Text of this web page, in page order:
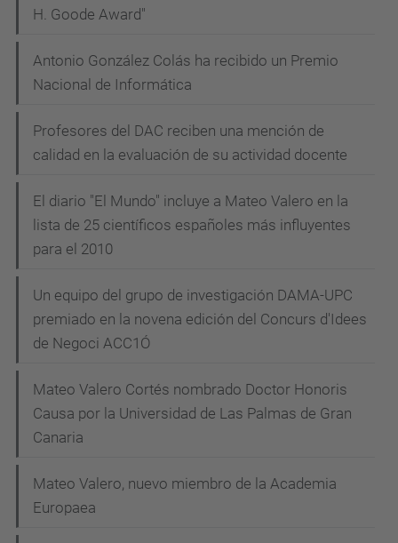
H. Goode Award"
Antonio González Colás ha recibido un Premio
Nacional de Informática
Profesores del DAC reciben una mención de
calidad en la evaluación de su actividad docente
El diario "El Mundo" incluye a Mateo Valero en la
lista de 25 científicos españoles más influyentes
para el 2010
Un equipo del grupo de investigación DAMA-UPC
premiado en la novena edición del Concurs d'Idees
de Negoci ACC1Ó
Mateo Valero Cortés nombrado Doctor Honoris
Causa por la Universidad de Las Palmas de Gran
Canaria
Mateo Valero, nuevo miembro de la Academia
Europaea